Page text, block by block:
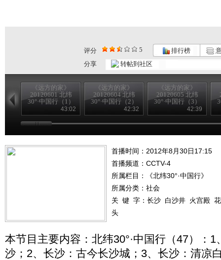
评分 5 排行榜
分享
转帖到社区
《远方的家》
20120601 北纬
30°·中国行（1）
43:02
《远方的家》
20120604 北纬
30°·中国行（2）
42:32
《远方的家》
20120605 北纬
30°·中国行（3）
42:39
首播时间：2012年8月30日17:15
首播频道： CCTV-4
所属栏目：
《北纬30°·中国行》
所属分类：社会
关 键 字： 长沙 白沙井 火宫殿
头
本节目主要内容：北纬30°·中国行（47）：
沙；2、长沙：古今长沙城；3、长沙：清凉